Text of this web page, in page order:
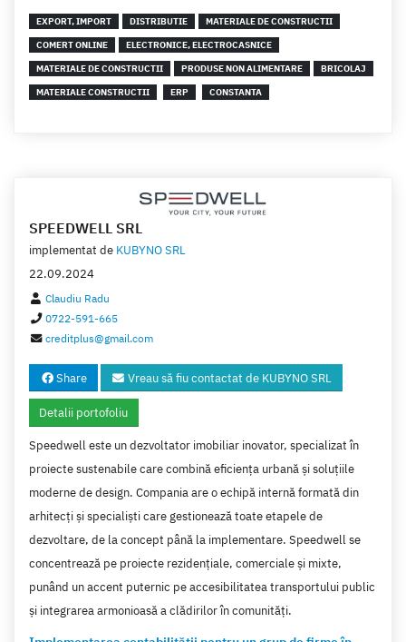
EXPORT, IMPORT DISTRIBUTIE
MATERIALE DE CONSTRUCTII
COMERT ONLINE
ELECTRONICE, ELECTROCASNICE
MATERIALE DE CONSTRUCTII
PRODUSE NON ALIMENTARE
BRICOLAJ
MATERIALE CONSTRUCTII
ERP CONSTANTA
SPEEDWELL SRL
implementat de KUBYNO SRL
22.09.2024
Claudiu Radu
0722-591-665
creditplus@gmail.com
Share Vreau să fiu contactat de KUBYNO SRL
Detalii portofoliu
Speedwell este un dezvoltator imobiliar inovator, specializat în
proiecte sustenabile care combină eficiența urbană și soluțiile
moderne de design. Compania are o echipă internă formată din
arhitecți și specialiști care gestionează toate etapele de
dezvoltare, de la concept până la implementare. Speedwell se
concentrează pe proiecte rezidențiale, comerciale și mixte,
punând un accent puternic pe accesibilitatea transportului public
și integrarea armonioasă a clădirilor în comunități.